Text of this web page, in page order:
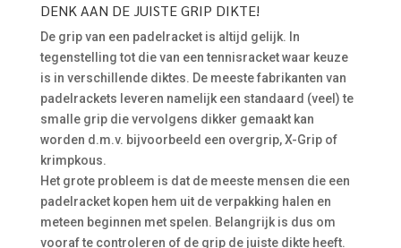
DENK AAN DE JUISTE GRIP DIKTE!
De grip van een padelracket is altijd gelijk. In
tegenstelling tot die van een tennisracket waar keuze
is in verschillende diktes. De meeste fabrikanten van
padelrackets leveren namelijk een standaard (veel) te
smalle grip die vervolgens dikker gemaakt kan
worden d.m.v. bijvoorbeeld een overgrip, X-Grip of
krimpkous.
Het grote probleem is dat de meeste mensen die een
padelracket kopen hem uit de verpakking halen en
meteen beginnen met spelen. Belangrijk is dus om
vooraf te controleren of de grip de juiste dikte heeft.